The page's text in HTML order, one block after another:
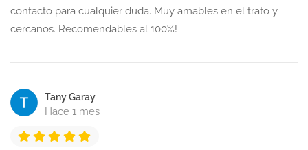
contacto para cualquier duda. Muy amables en el trato y
cercanos. Recomendables al 100%!
Tany Garay
Hace 1 mes